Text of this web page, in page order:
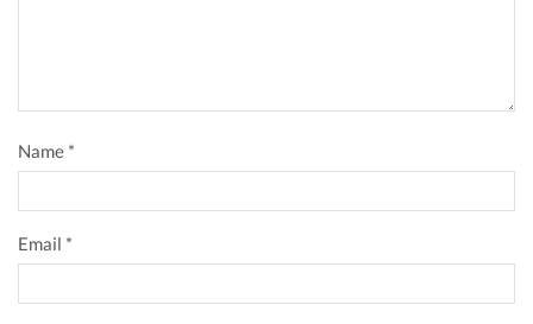
Name *
Email *